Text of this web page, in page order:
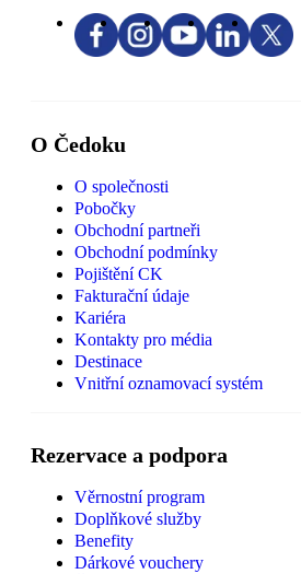
O Čedoku
O společnosti
Pobočky
Obchodní partneři
Obchodní podmínky
Pojištění CK
Fakturační údaje
Kariéra
Kontakty pro média
Destinace
Vnitřní oznamovací systém
Rezervace a podpora
Věrnostní program
Doplňkové služby
Benefity
Dárkové vouchery